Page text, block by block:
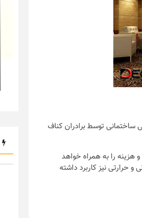
اطلاعاتی داشته باشید، بی‌شک نام کناف به گوشتان خورده است. در سال ۱۹۲۲ شرکتی ساختمانی توسط برادران کناف
را به همراه خواهد
حرارتی نیز کاربرد داشته
داخلی و
خانه (جدیدترین
و عکس‌ها)